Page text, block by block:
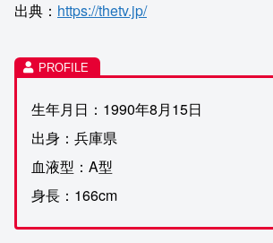
出典： https://thetv.jp/
生年月日：1990年8月15日
出身：兵庫県
血液型：A型
身長：166cm